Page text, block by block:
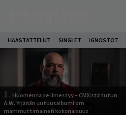
HAASTATTELUT SINGLET IGNOSTOT
1. Huomenna se ilmestyy – CMX:stä tutun
A.W. Yrjänän uutuusalbumi om
mammuttimainen kokonaisuus